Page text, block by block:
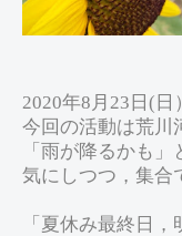
2020年8月23日(日）
今回の活動は荒川
「雨が降るかも
気にしつつ，集合
「夏休み最終日，